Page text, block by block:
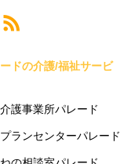
ドの介護/福祉サービ
護事業所パレード
ランセンターパレード